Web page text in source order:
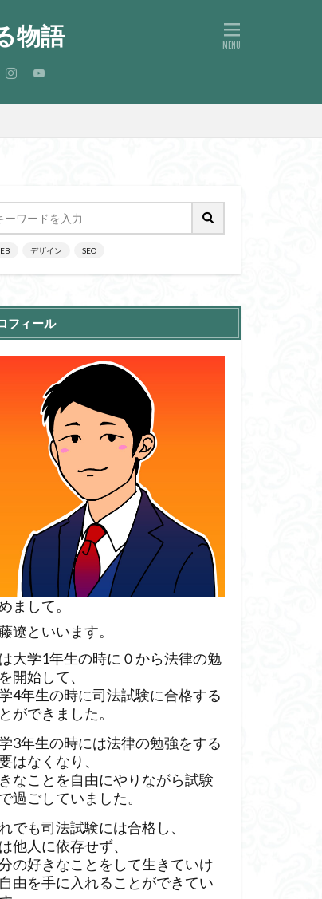
物語
デザイン SEO
フィール
まして。
遼といいます。
大学1年生の時に０から法律の勉
開始して、
4年生の時に司法試験に合格する
ができました。
3年生の時には法律の勉強をする
はなくなり、
なことを自由にやりながら試験
過ごしていました。
でも司法試験には合格し、
他人に依存せず、
の好きなことをして生きていけ
由を手に入れることができてい